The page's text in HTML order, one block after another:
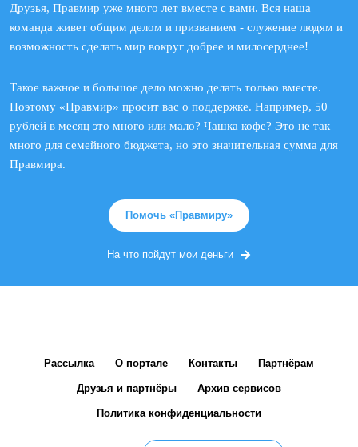
Друзья, Правмир уже много лет вместе с вами. Вся наша
команда живет общим делом и призванием - служение людям и
возможность сделать мир вокруг добрее и милосерднее!
Такое важное и большое дело можно делать только вместе.
Поэтому «Правмир» просит вас о поддержке. Например, 50
рублей в месяц это много или мало? Чашка кофе? Это не так
много для семейного бюджета, но это значительная сумма для
Правмира.
Помочь «Правмиру»
На что пойдут мои деньги
Рассылка О портале Контакты Партнёрам
Друзья и партнёры Архив сервисов
Политика конфиденциальности